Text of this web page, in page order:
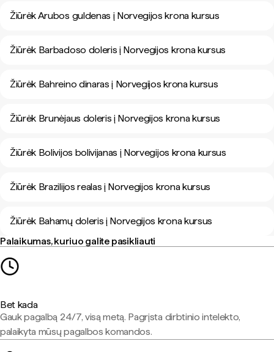
Žiūrėk Arubos guldenas į Norvegijos krona kursus
Žiūrėk Barbadoso doleris į Norvegijos krona kursus
Žiūrėk Bahreino dinaras į Norvegijos krona kursus
Žiūrėk Brunėjaus doleris į Norvegijos krona kursus
Žiūrėk Bolivijos bolivijanas į Norvegijos krona kursus
Žiūrėk Brazilijos realas į Norvegijos krona kursus
Žiūrėk Bahamų doleris į Norvegijos krona kursus
Palaikumas, kuriuo galite pasikliauti
Bet kada
Gauk pagalbą 24/7, visą metą. Pagrįsta dirbtinio intelekto,
palaikyta mūsų pagalbos komandos.